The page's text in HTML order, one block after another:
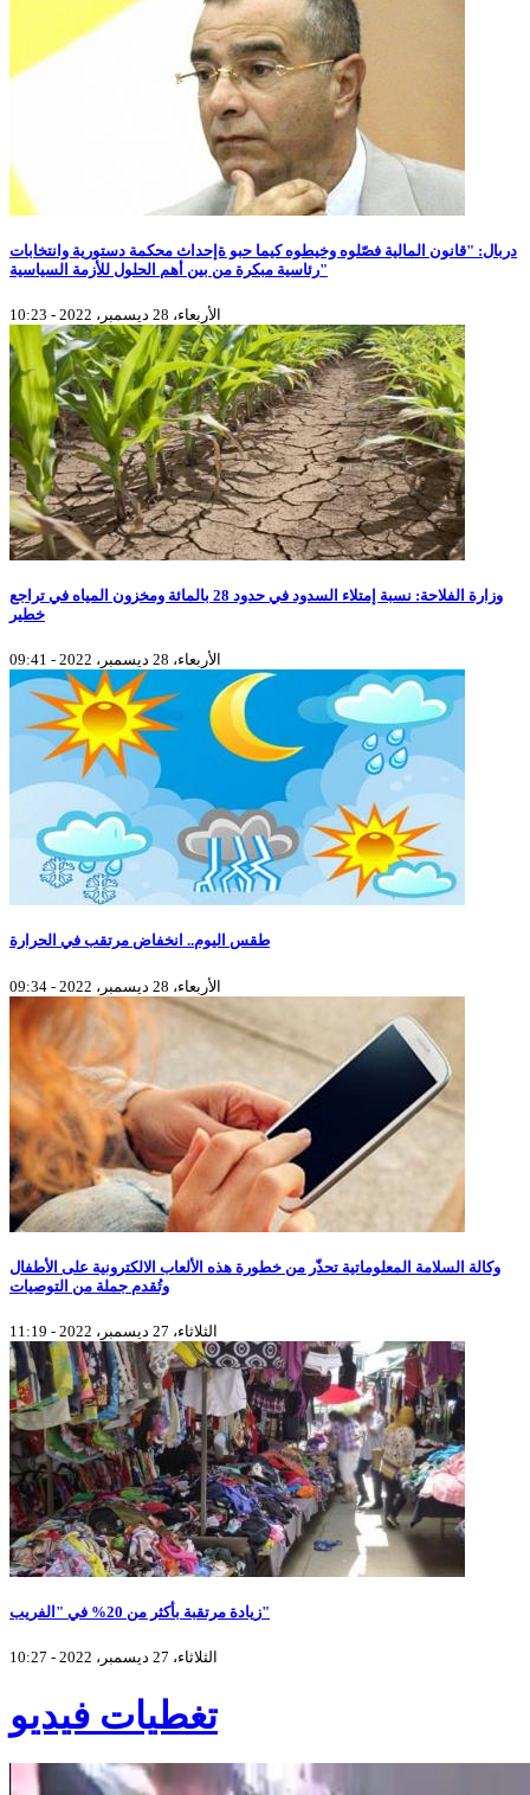
دربال: "قانون المالية فصّلوه وخيطوه كيما حبو ةإحداث محكمة دستورية وانتخابات
رئاسية مبكرة من بين أهم الحلول للأزمة السياسية"
الأربعاء، 28 ديسمبر، 2022 - 10:23
وزارة الفلاحة: نسبة إمتلاء السدود في حدود 28 بالمائة ومخزون المياه في تراجع
خطير
الأربعاء، 28 ديسمبر، 2022 - 09:41
طقس اليوم.. انخفاض مرتقب في الحرارة
الأربعاء، 28 ديسمبر، 2022 - 09:34
وكالة السلامة المعلوماتية تحذّر من خطورة هذه الألعاب الالكترونية على الأطفال
وتُقدم جملة من التوصيات
الثلاثاء، 27 ديسمبر، 2022 - 11:19
زيادة مرتقبة بأكثر من 20% في "الفريب"
الثلاثاء، 27 ديسمبر، 2022 - 10:27
تغطيات فيديو